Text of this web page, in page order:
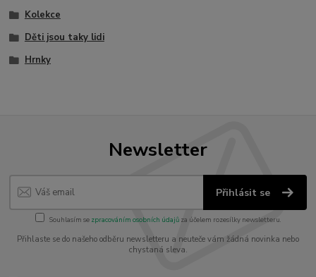
Kolekce
Děti jsou taky lidi
Hrnky
Newsletter
Přihlásit se
Souhlasím se zpracováním osobních údajůza účelem rozesílky newsletteru.
Přihlaste se do našeho odběru newsletteru a neuteče vám žádná novinka nebo
chystaná sleva.